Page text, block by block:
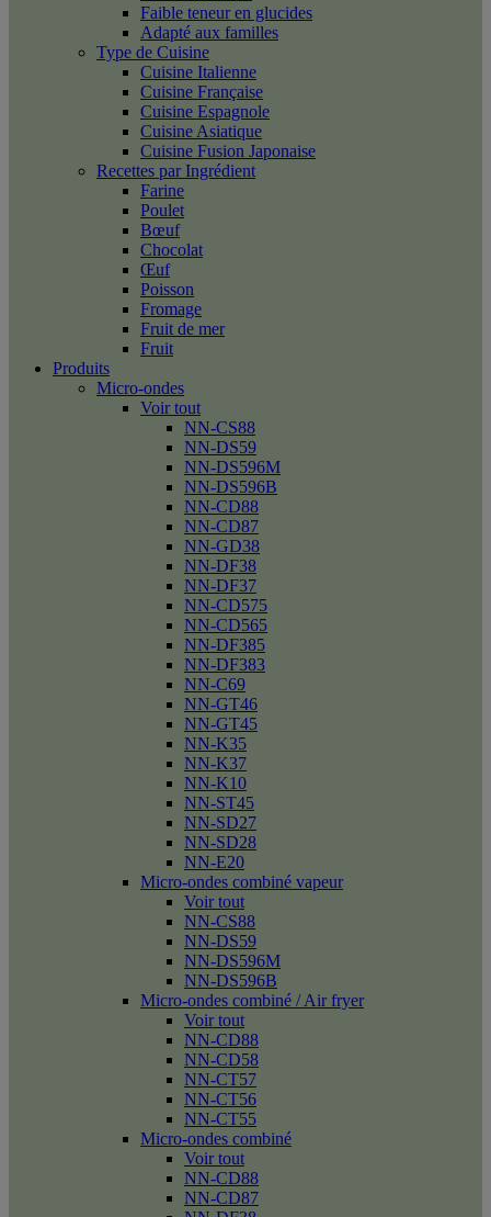
Faible teneur en glucides
Adapté aux familles
Type de Cuisine
Cuisine Italienne
Cuisine Française
Cuisine Espagnole
Cuisine Asiatique
Cuisine Fusion Japonaise
Recettes par Ingrédient
Farine
Poulet
Bœuf
Chocolat
Œuf
Poisson
Fromage
Fruit de mer
Fruit
Produits
Micro-ondes
Voir tout
NN-CS88
NN-DS59
NN-DS596M
NN-DS596B
NN-CD88
NN-CD87
NN-GD38
NN-DF38
NN-DF37
NN-CD575
NN-CD565
NN-DF385
NN-DF383
NN-C69
NN-GT46
NN-GT45
NN-K35
NN-K37
NN-K10
NN-ST45
NN-SD27
NN-SD28
NN-E20
Micro-ondes combiné vapeur
Voir tout
NN-CS88
NN-DS59
NN-DS596M
NN-DS596B
Micro-ondes combiné / Air fryer
Voir tout
NN-CD88
NN-CD58
NN-CT57
NN-CT56
NN-CT55
Micro-ondes combiné
Voir tout
NN-CD88
NN-CD87